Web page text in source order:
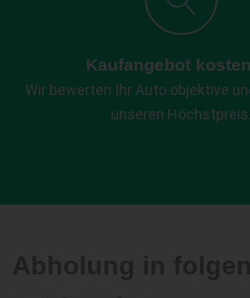
Kaufangebot
Wir bewerten Ihr Auto objektive
unseren Höchstpreis.